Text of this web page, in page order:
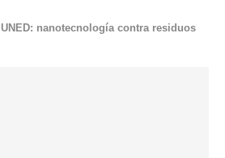
UNED: nanotecnología contra residuos